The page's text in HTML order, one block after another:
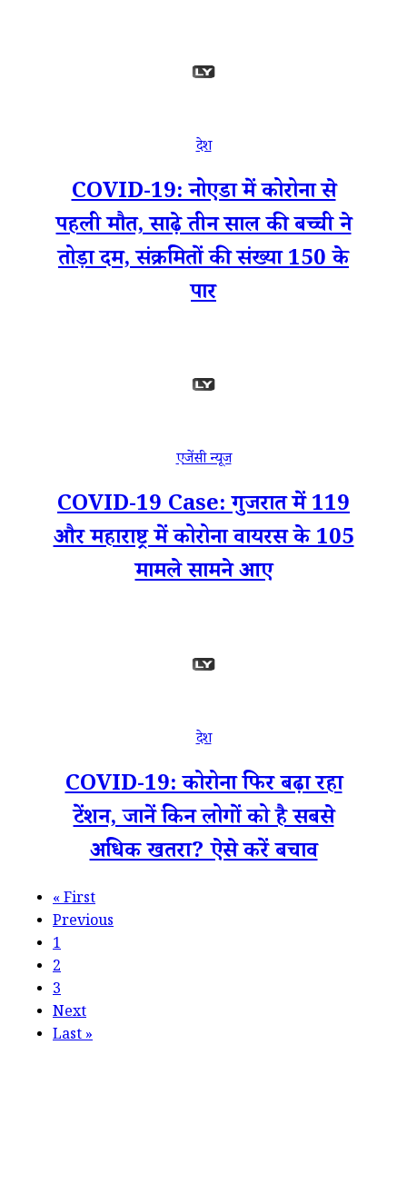
देश
COVID-19: नोएडा में कोरोना से
पहली मौत, साढ़े तीन साल की बच्ची ने
तोड़ा दम, संक्रमितों की संख्या 150 के
पार
एजेंसी न्यूज
COVID-19 Case: गुजरात में 119
और महाराष्ट्र में कोरोना वायरस के 105
मामले सामने आए
देश
COVID-19: कोरोना फिर बढ़ा रहा
टेंशन, जानें किन लोगों को है सबसे
अधिक खतरा? ऐसे करें बचाव
«First
Previous
1
2
3
Next
Last»